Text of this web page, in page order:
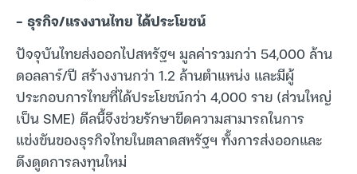
– ธุรกิจ/แรงงานไทย ได้ประโยชน์
ปัจจุบันไทยส่งออกไปสหรัฐฯ มูลค่ารวมกว่า 54,000 ล้าน
ดอลลาร์/ปี สร้างงานกว่า 1.2 ล้านตำแหน่ง และมีผู้
ประกอบการไทยที่ได้ประโยชน์กว่า 4,000 ราย (ส่วนใหญ่
เป็น SME) ดีลนี้จึงช่วยรักษาขีดความสามารถในการ
แข่งขันของธุรกิจไทยในตลาดสหรัฐฯ ทั้งการส่งออกและ
ดึงดูดการลงทุนใหม่